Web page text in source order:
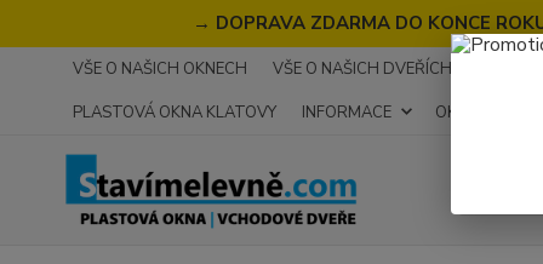
→ DOPRAVA ZDARMA DO KONCE
VŠE O NAŠICH OKNECH VŠE O NAŠICH DVEŘÍCH
PLASTOVÁ OKNA KLATOVY
INFORMACE OKNA NA